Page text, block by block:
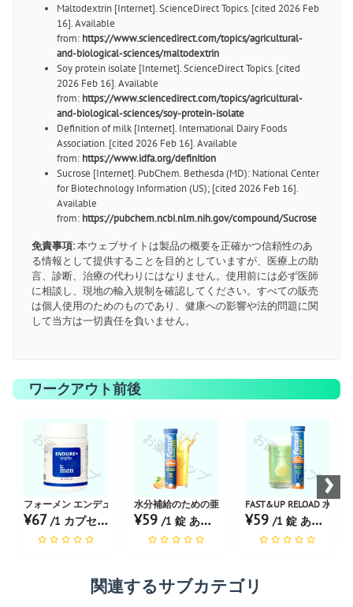
Maltodextrin [Internet]. ScienceDirect Topics. [cited 2026 Feb
16]. Available
from: https://www.sciencedirect.com/topics/agricultural-
and-biological-sciences/maltodextrin
Soy protein isolate [Internet]. ScienceDirect Topics. [cited
2026 Feb 16]. Available
from: https://www.sciencedirect.com/topics/agricultural-
and-biological-sciences/soy-protein-isolate
Definition of milk [Internet]. International Dairy Foods
Association. [cited 2026 Feb 16]. Available
from: https://www.idfa.org/definition
Sucrose [Internet]. PubChem. Bethesda (MD): National Center
for Biotechnology Information (US); [cited 2026 Feb 16].
Available
from: https://pubchem.ncbi.nlm.nih.gov/compound/Sucrose
免責事項:本ウェブサイトは製品の概要を正確かつ信頼性のあ
る情報として提供することを目的としていますが、医療上の助
言、診断、治療の代わりにはなりません。使用前には必ず医師
に相談し、現地の輸入規制を確認してください。すべての販売
は個人使用のためのものであり、健康への影響や法的問題に関
して当方は一切責任を負いません。
ワークアウト前後
お薬ショップ
フォーメン エンデュア+ カプセル
¥67 /1 カプセル あたり
お薬ショップ
水分補給のための亜鉛と D-グルコースを含む
¥59/1 錠 あたり
お薬ショップ
FAST&UP RELOAD 水分
¥59 /1 錠 あたり
›
関連するサブカテゴリ